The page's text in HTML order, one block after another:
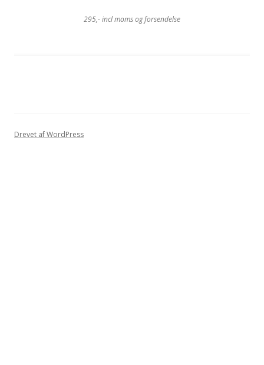
295,- incl moms og forsendelse
Drevet af WordPress